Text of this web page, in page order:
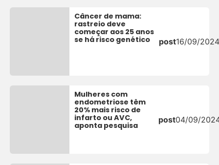
Câncer de mama:
rastreio deve
começar aos 25 anos
se há risco genético
post16/09/
Mulheres com
endometriose têm
20% mais risco de
infarto ou AVC,
aponta pesquisa
post04/09/